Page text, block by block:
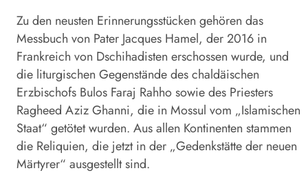
Zu den neusten Erinnerungsstücken gehören das
Messbuch von Pater Jacques Hamel, der 2016 in
Frankreich von Dschihadisten erschossen wurde, und
die liturgischen Gegenstände des chaldäischen
Erzbischofs Bulos Faraj Rahho sowie des Priesters
Ragheed Aziz Ghanni, die in Mossul vom „Islamischen
Staat“ getötet wurden. Aus allen Kontinenten stammen
die Reliquien, die jetzt in der „Gedenkstätte der neuen
Märtyrer“ ausgestellt sind.